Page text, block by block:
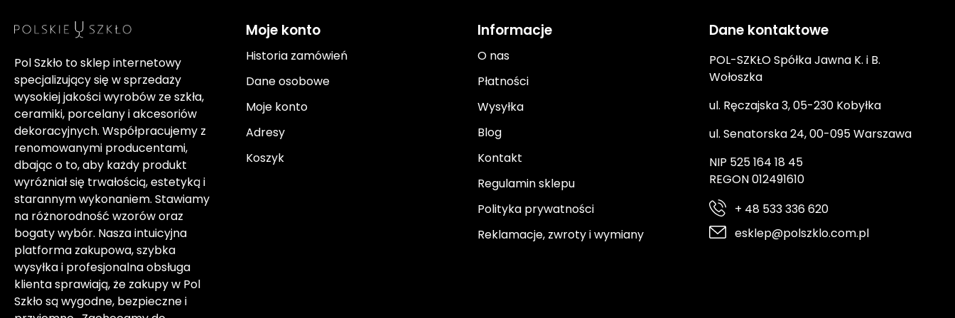
Pol Szkło to sklep internetowy
specjalizujący się w sprzedaży
wysokiej jakości wyrobów ze szkła,
ceramiki, porcelany i akcesoriów
dekoracyjnych. Współpracujemy z
renomowanymi producentami,
dbając o to, aby każdy produkt
wyróżniał się trwałością, estetyką i
starannym wykonaniem. Stawiamy
na różnorodność wzorów oraz
bogaty wybór. Nasza intuicyjna
platforma zakupowa, szybka
wysyłka i profesjonalna obsługa
klienta sprawiają, że zakupy w Pol
Szkło są wygodne, bezpieczne i
Moje konto
Historia zamówień
Dane osobowe
Moje konto
Adresy
Koszyk
Informacje
O nas
Płatności
Wysyłka
Blog
Kontakt
Regulamin sklepu
Polityka prywatności
Reklamacje, zwroty i wymiany
Dane kontaktowe
POL-SZKŁO Spółka Jawna K. i B.
Wołoszka
ul. Ręczajska 3, 05-230 Kobyłka
ul. Senatorska 24, 00-095 Warszawa
NIP 525 164 18 45
REGON 012491610
+ 48 533 336 620
esklep@polszklo.com.pl